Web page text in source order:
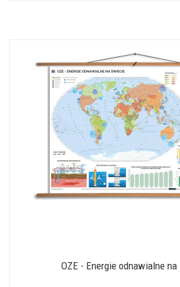
OZE - Energie odnawialne